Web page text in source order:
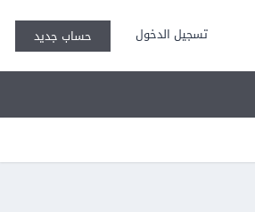
تسجيل الدخول حساب جديد